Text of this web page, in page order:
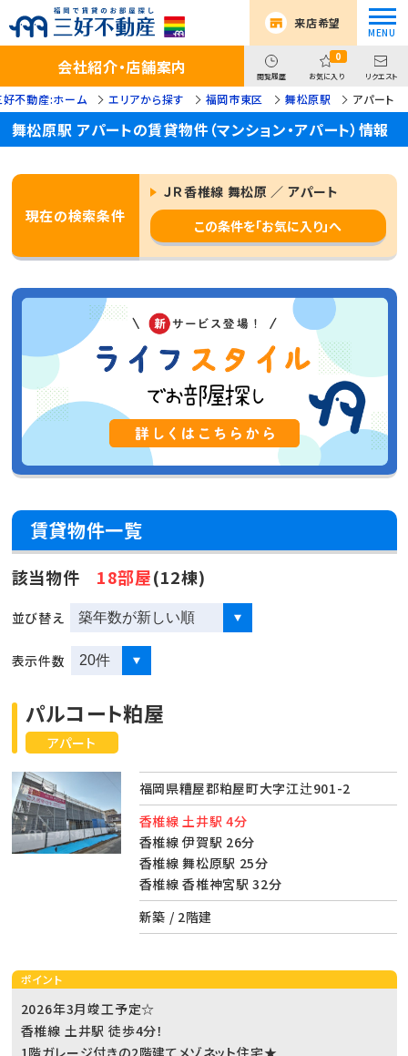
来店希望
会社紹介・店舗案内 閲覧履歴
0
お気に入り リクエスト
好不動産:ホーム エリアから探す 福岡市東区 舞松原駅 アパート
舞松原駅 アパートの賃貸物件（マンション・アパート）情報
現在の検索条件
ＪＲ香椎線 舞松原 ／ アパート
この条件を「お気に入り」へ
賃貸物件一覧
該当物件 18部屋(12棟)
並び替え
表示件数
アパート
パルコート粕屋
福岡県糟屋郡粕屋町大字江辻901-2
香椎線 土井駅 4分
香椎線 伊賀駅 26分
香椎線 舞松原駅 25分
香椎線 香椎神宮駅 32分
新築 / 2階建
ポイント
2026年3月竣工予定☆
香椎線 土井駅 徒歩4分！